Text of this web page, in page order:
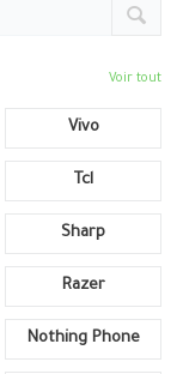
Voir tout
Vivo
Tcl
Sharp
Razer
Nothing Phone